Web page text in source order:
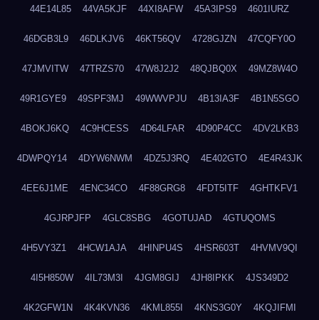
44E14L85 44VA5KJF 44XI8AFW 45A3IPS9 4601IURZ
46DGB3L9 46DLKJV6 46KT56QV 4728GJZN 47CQFY0O
47JMVITW 47TRZS70 47W8J2J2 48QJBQ0X 49MZ8W4O
49R1GYE9 49SPF3MJ 49WWVPJU 4B13IA3F 4B1N5SGO
4BOKJ6KQ 4C9HCESS 4D64LFAR 4D90P4CC 4DV2LKB3
4DWPQY14 4DYW6NWM 4DZ5J3RQ 4E402GTO 4E4R43JK
4EE6J1ME 4ENC34CO 4F88GRG8 4FDT5ITF 4GHTKFV1
4GJRPJFP 4GLC8SBG 4GOTUJAD 4GTUQOMS
4H5VY3Z1 4HCW1AJA 4HINPU4S 4HSR603T 4HVMV9QI
4I5H850W 4IL73M3I 4JGM8GIJ 4JH8IPKK 4JS349D2
4K2GFW1N 4K4KVN36 4KML855I 4KNS3G0Y 4KQJIFMI